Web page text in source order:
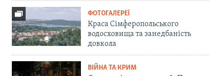
ФОТОГАЛЕРЕЇ
Краса Сімферопольського
водосховища та занедбаність
довкола
ВІЙНА ТА КРИМ